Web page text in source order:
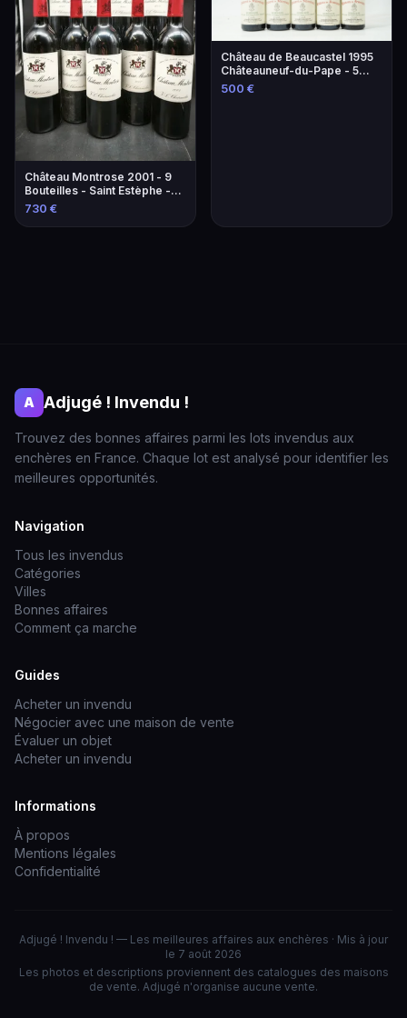
Château Montrose 2001 - 9
Bouteilles - Saint Estèphe -
2ème Grand Cru Classé
730 €
Château de Beaucastel 1995
Châteauneuf-du-Pape - 5
Bouteilles
500 €
A Adjugé ! Invendu !
Trouvez des bonnes affaires parmi les lots invendus aux
enchères en France. Chaque lot est analysé pour identifier les
meilleures opportunités.
Navigation
Tous les invendus
Catégories
Villes
Bonnes affaires
Comment ça marche
Guides
Acheter un invendu
Négocier avec une maison de vente
Évaluer un objet
Acheter un invendu
Informations
À propos
Mentions légales
Confidentialité
Adjugé ! Invendu ! — Les meilleures affaires aux enchères · Mis à jour
le 7 août 2026
Les photos et descriptions proviennent des catalogues des maisons
de vente. Adjugé n'organise aucune vente.